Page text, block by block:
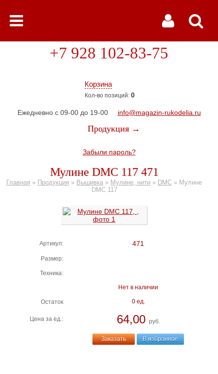
Корзина
Кол-во позиций: 0
+7 928 102-83-75
Ежедневно с 09-00 до 19-00 info@magazin-rukodelia.ru
Продукция →
Забыли пароль?
Мулине DMC 117 471
Главная » Продукция » Вышивка » Мулине, нити » DMC » Мулине
DMC 117
Артикул: 471
Размер:
Техника:
Нет в наличии
Остаток 0 ед.
Цена за ед.: 64,00 руб.
Заказать В избранное